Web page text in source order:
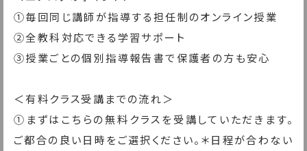
①毎回同じ講師が指導する担任制のオンライン授業
②全教科対応できる学習サポート
③授業ごとの個別指導報告書で保護者の方も安心
＜有料クラス受講までの流れ＞
①まずはこちらの無料クラスを受講していただきます。
ご都合の良い日時をご選択ください。＊日程が合わない